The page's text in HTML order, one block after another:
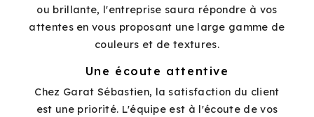
ou brillante, l'entreprise saura répondre à vos
attentes en vous proposant une large gamme de
couleurs et de textures.
Une écoute attentive
Chez Garat Sébastien, la satisfaction du client
est une priorité. L'équipe est à l'écoute de vos